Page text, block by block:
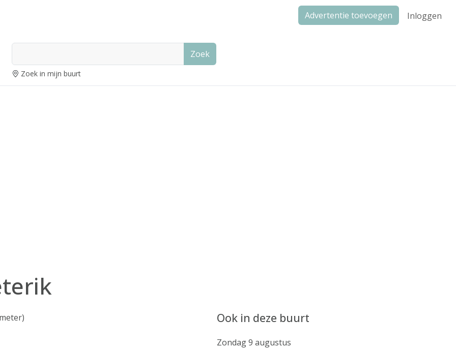
Advertentie toevoegen Inloggen
Zoek
Zoek in mijn buurt
Ook in deze buurt
Zondag 9 augustus